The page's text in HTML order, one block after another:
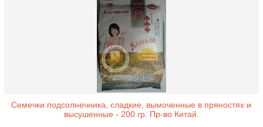
Семечки подсолнечника, сладкие, вымоченные в пряностях и
высушенные - 200 гр. Пр-во Китай.